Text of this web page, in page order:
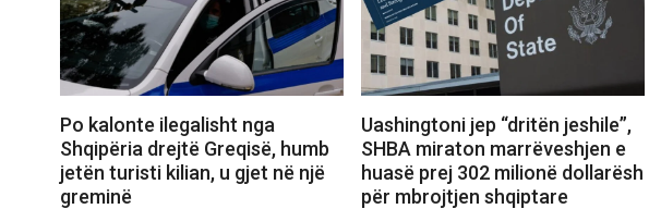
Po kalonte ilegalisht nga
Shqipëria drejtë Greqisë, humb
jetën turisti kilian, u gjet në një
greminë
Uashingtoni jep “dritën jeshile”,
SHBA miraton marrëveshjen e
huasë prej 302 milionë dollarësh
për mbrojtjen shqiptare